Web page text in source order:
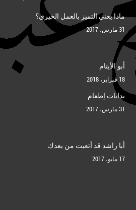
ماذا يعني التميز بالعمل الخيري؟
31 مارس، 2017
أبو الأيتام
18 فبراير، 2018
بدايات إطعام
31 مارس، 2017
أبا راشد قد أتعبت من بعدك
17 مايو، 2017